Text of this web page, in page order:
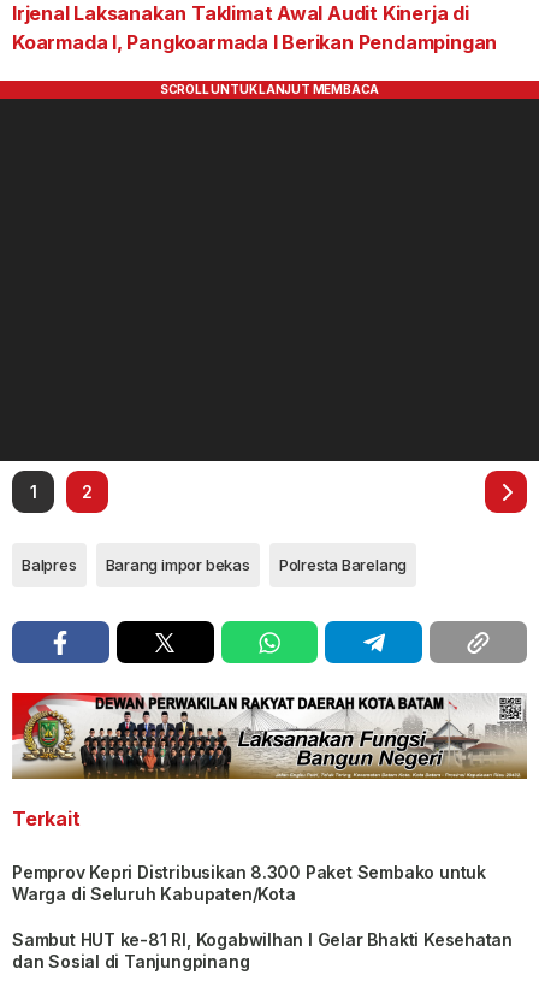
Irjenal Laksanakan Taklimat Awal Audit Kinerja di
Koarmada I, Pangkoarmada I Berikan Pendampingan
1 2
Balpres Barang impor bekas Polresta Barelang
Terkait
Pemprov Kepri Distribusikan 8.300 Paket Sembako untuk
Warga di Seluruh Kabupaten/Kota
Sambut HUT ke-81 RI, Kogabwilhan I Gelar Bhakti Kesehatan
dan Sosial di Tanjungpinang